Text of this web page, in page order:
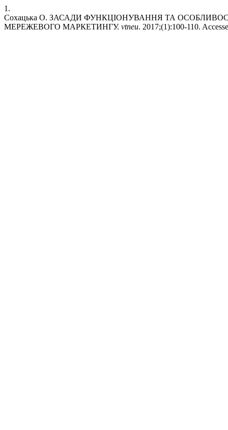
1.
Сохацька О. ЗАСАДИ ФУНКЦІОНУВАННЯ ТА
МЕРЕЖЕВОГО МАРКЕТИНГУ. vtneu. 2017;(1):100-110.